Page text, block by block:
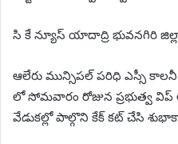
సి కే న్యూస్ యాదాద్రి భువనగిరి
ఆలేరు మున్సిపల్ పరిధి ఎస్సీ
లో సోమవారం రోజున ప్రభుత్వ విప్
వేడుకల్లో పాల్గొని కేక్ కట్ చేసి